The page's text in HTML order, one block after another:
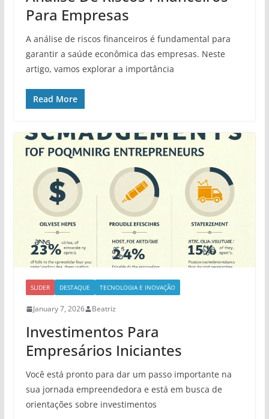
Para Empresas
A análise de riscos financeiros é fundamental para
garantir a saúde econômica das empresas. Neste
artigo, vamos explorar a importância
Read More
SLIDER DESTAQUE TECNOLOGIA E INOVAÇÃO
January 7, 2026 Beatriz
Investimentos Para
Empresários Iniciantes
Você está pronto para dar um passo importante na
sua jornada empreendedora e está em busca de
orientações sobre investimentos